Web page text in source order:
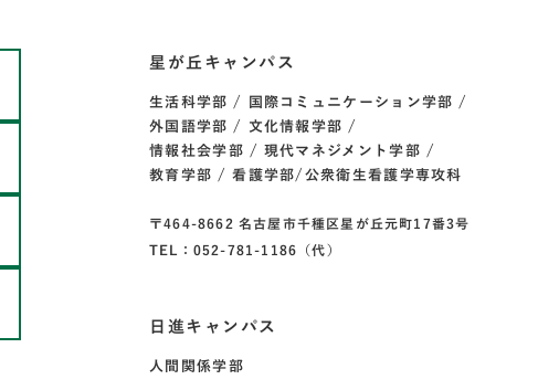
星が丘キャンパス
生活科学部
国際コミュニケーション学部
外国語学部
文化情報学部
情報社会学部
現代マネジメント学部
教育学部
看護学部/公衆衛生看護学専攻科
〒464-8662 名古屋市千種区星が丘元町17番3号
TEL：052-781-1186（代）
日進キャンパス
人間関係学部